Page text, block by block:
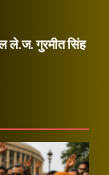
ले.ज. गुरमीत सिंह